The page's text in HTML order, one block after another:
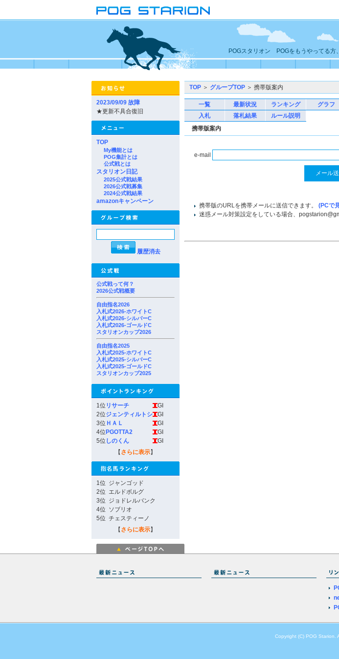
POGスタリオン POGをもうやってる方
2023/09/09 故障
★更新不具合復旧
TOP
My機能とは
POG集計とは
公式戦とは
スタリオン日記
2025公式戦結果
2026公式戦募集
2024公式戦結果
amazonキャンペーン
履歴消去
公式戦って何？
2026公式戦概要
自由指名2026
入札式2026-ホワイトC
入札式2026-シルバーC
入札式2026-ゴールドC
スタリオンカップ2026
自由指名2025
入札式2025-ホワイトC
入札式2025-シルバーC
入札式2025-ゴールドC
スタリオンカップ2025
1位 リサーチ
GI
2位ジェンティルトシ
GI
3位 ＨＡＬ
GI
4位 PGOTTA2
GI
5位 しのくん
GI
【 さらに表示】
1位 ジャンゴッド
2位 エルドボルグ
3位 ジョドレルバンク
4位 ソブリオ
5位 チェスティーノ
【 さらに表示】
TOP ＞ グループTOP ＞ 携帯版案内
一覧 最新状況 ランキング グラフ
入札
落札結果
ルール説明
携帯版案内
e-mail
携帯版のURLを携帯メールに送信できます。 (PCで
迷惑メール対策設定をしている場合、
Copyright (C) POG Starion.